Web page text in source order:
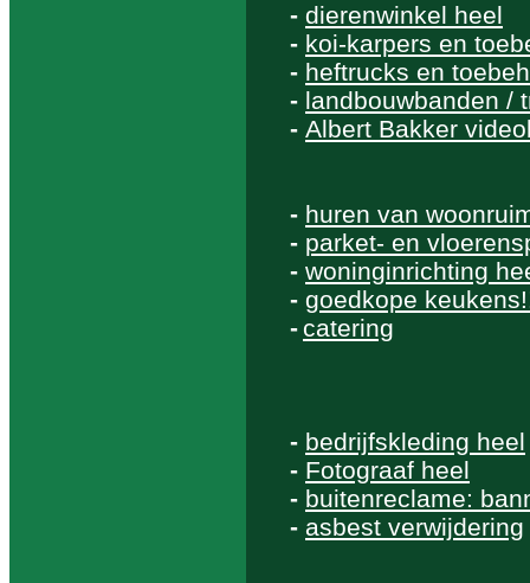
- dierenwinkel heel
- koi-karpers en
- heftrucks en
- landbouwbanden /
- Albert Bakker
- huren van
- parket- en
- woninginrichting
- goedkope
- catering
- bedrijfskleding heel
- Fotograaf heel
- buitenreclame:
- asbest verwijdering